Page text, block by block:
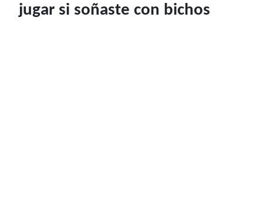
jugar si soñaste con bichos